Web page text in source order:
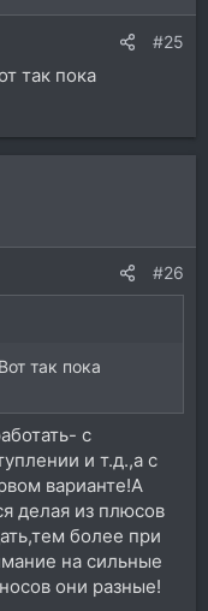
#25
так пока
#26
Вот так пока
с
и т.д.,а с
варианте!А
делая из плюсов
более при
на сильные
они разные!